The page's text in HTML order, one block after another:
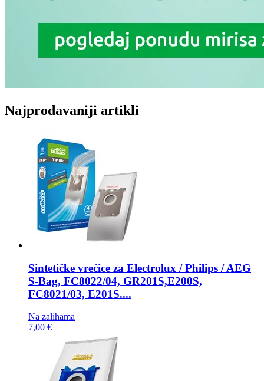
Najprodavaniji artikli
Sintetičke vrećice za Electrolux / Philips / AEG
S-Bag, FC8022/04, GR201S,E200S,
FC8021/03, E201S....
Na zalihama
7,00 €